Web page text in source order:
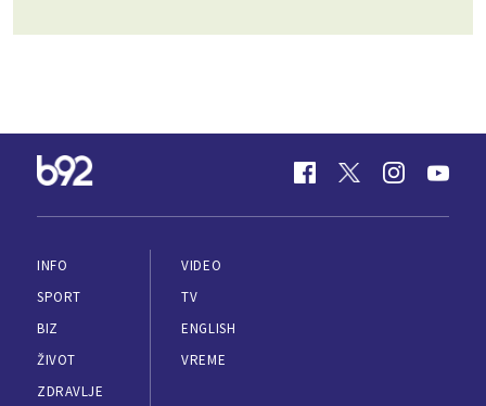
INFO
SPORT
BIZ
ŽIVOT
ZDRAVLJE
VIDEO
TV
ENGLISH
VREME